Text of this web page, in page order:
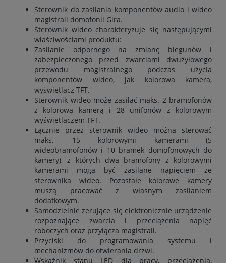
Sterownik do zasilania komponentów audio i wideo
magistrali domofonii Gira.
Sterownik wideo charakteryzuje się następującymi
właściwościami produktu:
Zasilanie odpornego na zmianę biegunów i
zabezpieczonego przed zwarciami dwużyłowego
przewodu magistralnego podczas użycia
komponentów wideo, jak kolorowa kamera,
wyświetlacz TFT.
Sterownik wideo może zasilać maks. 2 bramofonów
z kolorową kamerą i 28 unifonów z kolorowym
wyświetlaczem TFT.
Łącznie przez sterownik wideo można sterować
maks. 15 kolorowymi kamerami (5
wideobramofonów i 10 bramek domofonowych do
kamery), z których dwa bramofony z kolorowymi
kamerami mogą być zasilane napięciem ze
sterownika wideo. Pozostałe kolorowe kamery
muszą pracować z własnym zasilaniem
dodatkowym.
Samodzielnie zerujące się elektronicznie urządzenie
rozpoznające zwarcia i przeciążenia napięć
roboczych oraz przyłącza magistrali.
Przyciski do programowania systemu i
mechanizmów do otwierania drzwi.
Wskaźnik stanu LED dla pracy, przeciążenia,